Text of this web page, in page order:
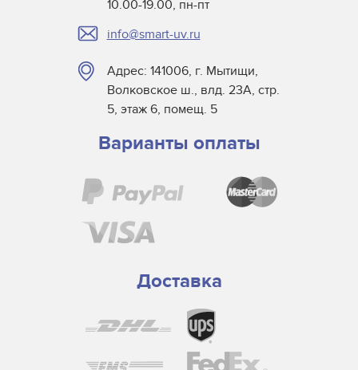
10.00-19.00, пн-пт
info@smart-uv.ru
Адрес: 141006, г. Мытищи,
Волковское ш., влд. 23А, стр.
5, этаж 6, помещ. 5
Варианты оплаты
Доставка